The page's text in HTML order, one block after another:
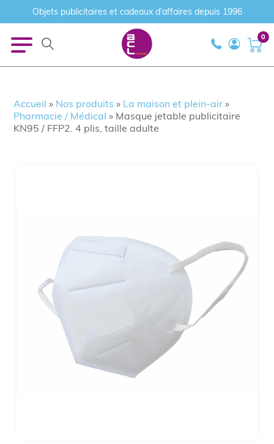
Objets publicitaires et cadeaux d'affaires depuis 1996
0
Accueil » Nos produits » La maison et plein-air »
Pharmacie / Médical » Masque jetable publicitaire
KN95 / FFP2. 4 plis, taille adulte